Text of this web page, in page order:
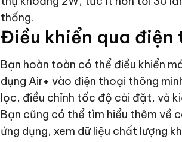
thống.
Điều khiển qua điện
Bạn hoàn toàn có thể điều khiển
dụng Air+ vào điện thoại thông
lọc, điều chỉnh tốc độ cài đặt, và
Bạn cũng có thể tìm hiểu thêm về
ứng dụng, xem dữ liệu chất lượng